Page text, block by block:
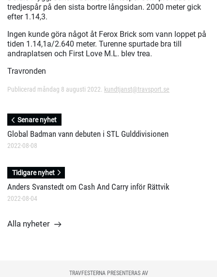
tredjespår på den sista bortre långsidan. 2000 meter gick
efter 1.14,3.
Ingen kunde göra något åt Ferox Brick som vann loppet på
tiden 1.14,1a/2.640 meter. Turenne spurtade bra till
andraplatsen och First Love M.L. blev trea.
Travronden
Publicerad måndag 8 augusti 2022. kundtjanst@travsport.se
Senare nyhet
Global Badman vann debuten i STL Gulddivisionen
2022-08-08
Tidigare nyhet
Anders Svanstedt om Cash And Carry inför Rättvik
2022-08-04
Alla nyheter
TRAVFESTERNA PRESENTERAS AV